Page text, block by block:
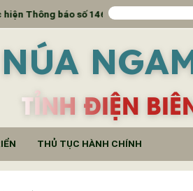
báo số 1466/TB-SKHCN
TỈNH ĐIỆN
THỦ TỤC HÀNH CHÍNH